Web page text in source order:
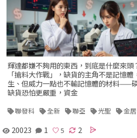
輝達都嫌不夠用的東西，到底是什麼來頭
「搶料大作戰」，缺貨的主角不是記憶
生、但威力一點也不輸記憶體的材料——
缺貨恐怕更嚴重，資金
聯發科 全新 聯亞 光聖 金居
20023 1 2